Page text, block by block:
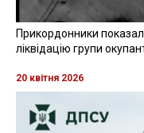
Прикордонники
ліквідацію групи
20 квітня 2026